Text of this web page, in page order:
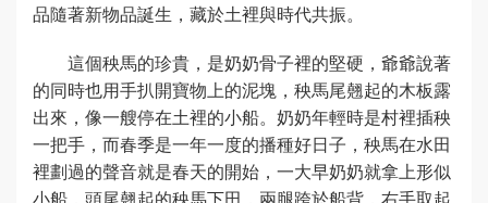
品隨著新物品誕生，藏於土裡與時代共振。
這個秧馬的珍貴，是奶奶骨子裡的堅硬，爺爺說著
的同時也用手扒開寶物上的泥塊，秧馬尾翹起的木板露
出來，像一艘停在土裡的小船。奶奶年輕時是村裡插秧
一把手，而春季是一年一度的播種好日子，秧馬在水田
裡劃過的聲音就是春天的開始，一大早奶奶就拿上形似